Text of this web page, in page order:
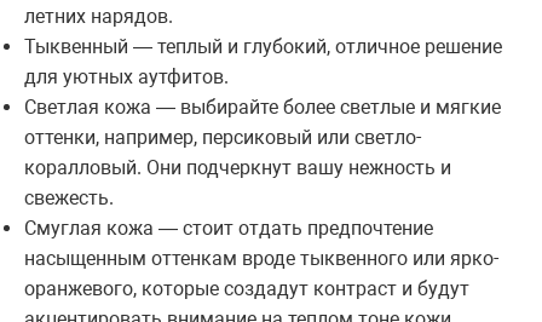
летних нарядов.
Тыквенный — теплый и глубокий, отличное решение
для уютных аутфитов.
Светлая кожа — выбирайте более светлые и мягкие
оттенки, например, персиковый или светло-
коралловый. Они подчеркнут вашу нежность и
свежесть.
Смуглая кожа — стоит отдать предпочтение
насыщенным оттенкам вроде тыквенного или ярко-
оранжевого, которые создадут контраст и будут